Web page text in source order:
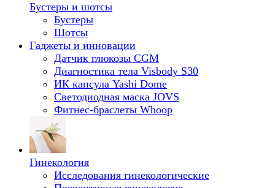
Бустеры и шотсы
Бустеры
Шотсы
Гаджеты и инновации
Датчик глюкозы CGM
Диагностика тела Visbody S30
ИК капсула Yashi Dome
Светодиодная маска JOVS
Фитнес-браслеты Whoop
Гинекология
Исследования гинекологические